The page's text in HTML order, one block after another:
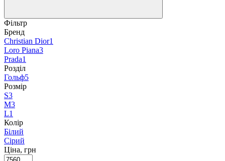
Фільтр
Бренд
Christian Dior1
Loro Piana3
Prada1
Розділ
Гольф5
Розмір
S3
M3
L1
Колір
Білий
Сірий
Ціна, грн